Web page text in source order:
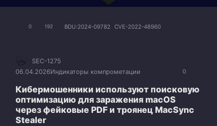
0 192 BDU:2024-09782 CVE-2022-48960
0
SEC-1275
06.04.2026Индикаторы компрометации
Кибермошенники используют поисковую
оптимизацию для заражения macOS
через фейковые PDF и троянец MacSync
Stealer